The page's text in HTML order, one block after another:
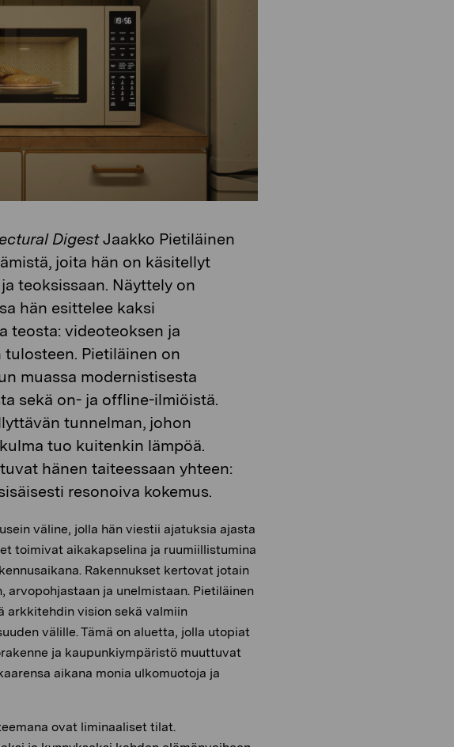
DigestJaakko Pietiläinen
joita hän on käsitellyt
teoksissaan. Näyttely on
hän esittelee kaksi
teosta: videoteoksen ja
Pietiläinen on
muassa modernistisesta
sekä on- ja offline-ilmiöistä.
tunnelman, johon
tuo kuitenkin lämpöä.
hänen taiteessaan yhteen:
resonoiva kokemus.
väline, jolla hän viestii ajatuksia ajasta
toimivat aikakapselina ja ruumiillistumina
Rakennukset kertovat jotain
arvopohjastaan ja unelmistaan. Pietiläinen
arkkitehdin vision sekä valmiin
välille. Tämä on aluetta, jolla utopiat
ja kaupunkiympäristö muuttuvat
aikana monia ulkomuotoja ja
ovat liminaaliset tilat.